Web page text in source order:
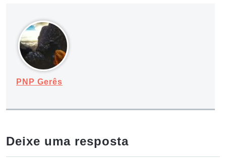
PNP Gerês
Deixe uma resposta